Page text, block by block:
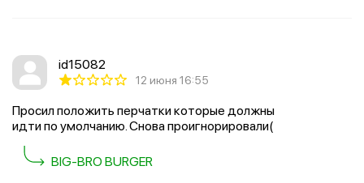
id15082
12 июня 16:55
Просил положить перчатки которые должны
идти по умолчанию. Снова проигнорировали(
BIG-BRO BURGER